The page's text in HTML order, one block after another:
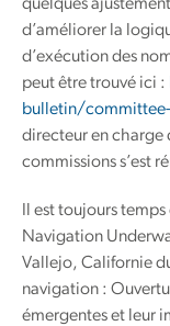
quelques
d’améliorer la
d’exécution des
peut être trouvé ici :
bulletin/
directeur en charge
commissions s’est
Il est toujours
Navigation
Vallejo, Californie
navigation :
émergentes et leur